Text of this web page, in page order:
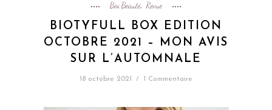
Box Beauté, Revue
BIOTYFULL BOX EDITION
OCTOBRE 2021 – MON AVIS
SUR L’AUTOMNALE
18 octobre 2021 / 1 Commentaire